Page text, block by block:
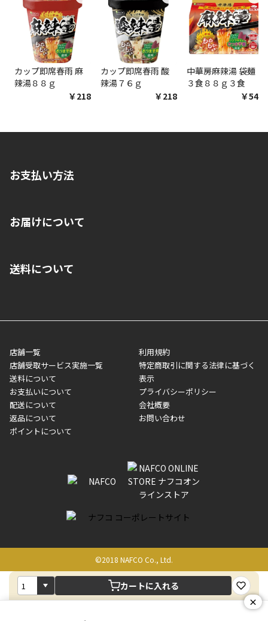
カートに入れる
カップ即席春雨 麻
辣湯８８ｇ
￥218
カップ即席春雨 酸
辣湯７６ｇ
￥218
中華房麻辣湯 袋麺
３食８８ｇ３食
￥548
お支払い方法
いいただくことはできません。ご了承ください。
■代金引換(代引)※手数料がかかります
■商品によっては一部決済方法が使用できない場合がございま
す。
お届けについて
ご注文が確認出来次第、1～4営業日に発送いたします。「お取り
業日にてお引渡しとなります。(離島などの場合、例外もあります)
メーカー直送品など一部商品については、その他商品との購入に
制限がかかる場合がございます。また発送日についても、通常と
異なる場合がございます。対象商品の説明ページをご確認くださ
い。
■店舗受取をご選択いただいた場合
ご注文が確認出来次第、お受取される店舗在庫を使用してご準備
をさせていただきます。店舗に在庫がない場合は店舗よりお取り
いただく場合がございます。店舗準備でのお渡しとなる為、商品
のみの受け渡しとなります。（箱や納品書は付属しておりませ
ん）店舗で準備が出来次第、メールにてご連絡させていただきま
送料について
店舗一覧
店舗受取サービス実施一覧
送料について
お支払いについて
配送について
返品について
ポイントについて
利用規約
特定商取引に関する法律に基づく
表示
プライバシーポリシー
会社概要
お問い合わせ
©2018 NAFCO Co., Ltd.
×